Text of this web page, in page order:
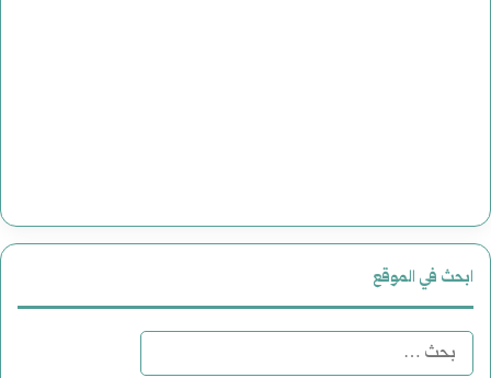
ابحث في الموقع